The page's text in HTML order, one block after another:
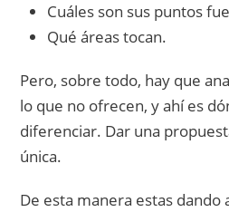
Cuáles son sus puntos
Qué áreas tocan.
Pero, sobre todo, hay que
lo que no ofrecen, y ahí es
diferenciar. Dar una
única.
De esta manera estas dando